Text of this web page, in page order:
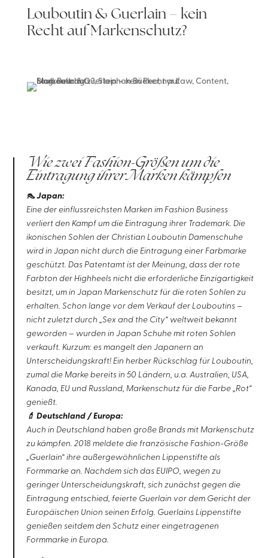
Louboutin & Guerlain – kein
Recht auf Markenschutz?
Wie zwei Fashion-Größen um die
Eintragung ihrer Marken kämpfen
👠 Japan:
Eine der einflussreichsten Marken im Fashion Business
verliert den Kampf um die Eintragung ihrer Trademark. Die
ikonischen Sohlen der Christian Louboutin Damenschuhe
wird in Japan nicht durch die Eintragung einer Farbmarke
geschützt. Das Patentamt ist der Meinung, dass der rote
Farbton der Highheels nicht die erforderliche Einzigartigkeit
besitzt, um in Japan Markenschutz für die roten Sohlen zu
erhalten. Schon lange vor dem Verkauf der Louboutins –
nicht zuletzt durch „Sex and the City“ weltweit bekannt
geworden – wurden in Japan Schuhe mit roten Sohlen
verkauft. Kurzum: es mangelt den Japanern an
Unterscheidungskraft! Ein herber Rückschlag für Louboutin,
zumal die Marke bereits in 50 Ländern, u.a. Australien, USA,
Kanada, EU und Russland, Markenschutz für die Farbe „Rot“
genießt.
💄 Deutschland / Europa:
Auch in Deutschland haben große Brands mit Markenschutz
zu kämpfen. 2018 meldete die französische Fashion-Größe
„Guerlain“ ihre außergewöhnlichen Lippenstifte als
Formmarke an. Nachdem sich das EUIPO, wegen zu
geringer Unterscheidungskraft, sich zunächst gegen die
Eintragung entschied, feierte Guerlain vor dem Gericht der
Europäischen Union seinen Erfolg. Guerlains Lippenstifte
genießen seitdem den Schutz einer eingetragenen
Formmarke in Europa.